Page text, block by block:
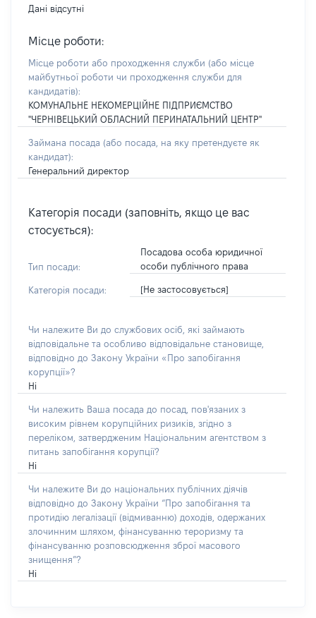
Дані відсутні
Місце роботи:
Місце роботи або проходження служби (або місце
майбутньої роботи чи проходження служби для
кандидатів):
КОМУНАЛЬНЕ НЕКОМЕРЦІЙНЕ ПІДПРИЄМСТВО
"ЧЕРНІВЕЦЬКИЙ ОБЛАСНИЙ ПЕРИНАТАЛЬНИЙ ЦЕНТР"
Займана посада (або посада, на яку претендуєте як
кандидат):
Генеральний директор
Категорія посади (заповніть, якщо це вас
стосується):
Тип посади:
Посадова особа юридичної
особи публічного права
Категорія посади: [Не застосовується]
Чи належите Ви до службових осіб, які займають
відповідальне та особливо відповідальне становище,
відповідно до Закону України «Про запобігання
корупції»?
Ні
Чи належить Ваша посада до посад, пов'язаних з
високим рівнем корупційних ризиків, згідно з
переліком, затвердженим Національним агентством з
питань запобігання корупції?
Ні
Чи належите Ви до національних публічних діячів
відповідно до Закону України “Про запобігання та
протидію легалізації (відмиванню) доходів, одержаних
злочинним шляхом, фінансуванню тероризму та
фінансуванню розповсюдження зброї масового
знищення”?
Ні